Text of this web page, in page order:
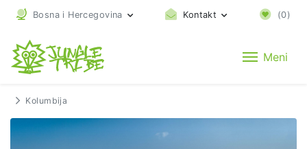
Bosna i Hercegovina Kontakt (0)
Meni
Kolumbija